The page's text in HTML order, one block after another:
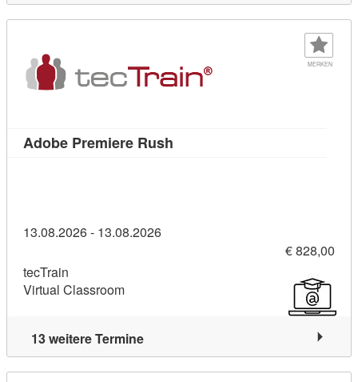
MERKEN
Adobe Premiere Rush
13.08.2026 - 13.08.2026
€ 828,00
tecTrain
Virtual Classroom
13 weitere Termine